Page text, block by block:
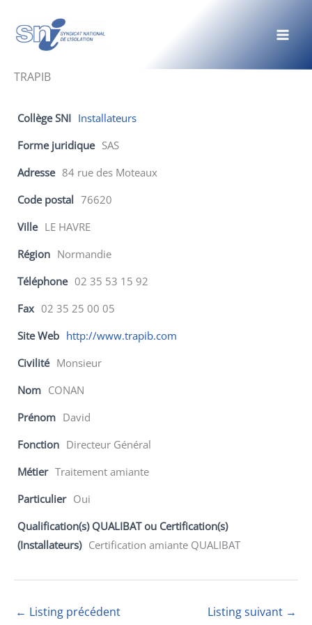
contenu
TRAPIB
Collège SNI Installateurs
Forme juridique SAS
Adresse 84 rue des Moteaux
Code postal 76620
Ville LE HAVRE
Région Normandie
Téléphone 02 35 53 15 92
Fax 02 35 25 00 05
Site Web http://www.trapib.com
Civilité Monsieur
Nom CONAN
Prénom David
Fonction Directeur Général
Métier Traitement amiante
Particulier Oui
Qualification(s) QUALIBAT ou Certification(s)
(Installateurs) Certification amiante QUALIBAT
← Listing précédent Listing suivant →